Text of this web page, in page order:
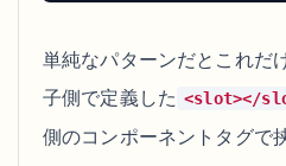
単純なパターンだとこれだ
子側で定義した <slot></
側のコンポーネントタグで